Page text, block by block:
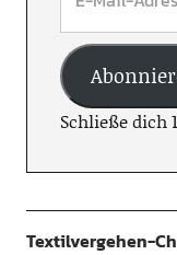
Schließe dich
Textilvergehen-